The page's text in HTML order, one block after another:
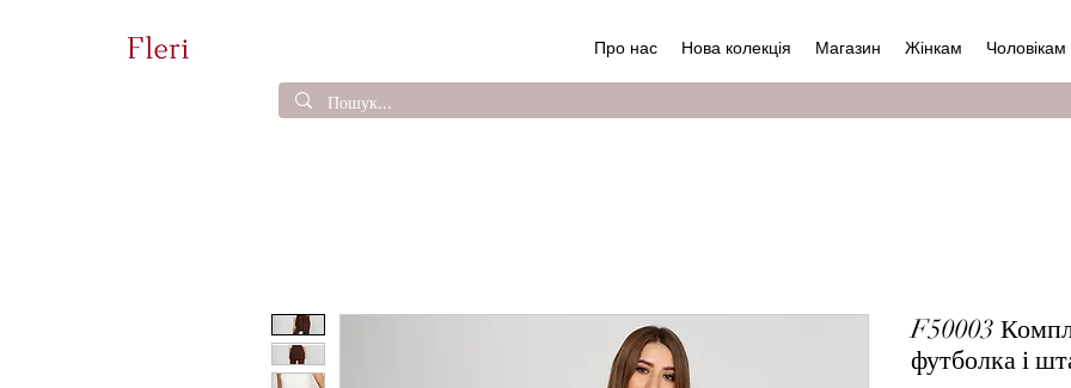
Про нас Нова колекція Магазин Жінкам Чоловікам
F50003
футболка і